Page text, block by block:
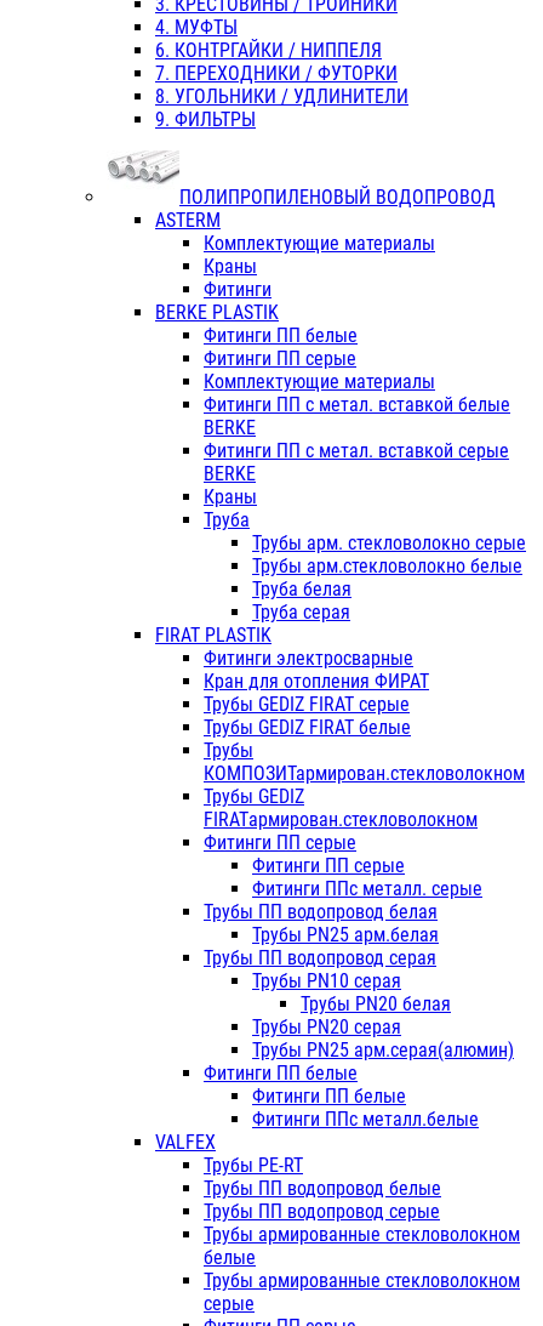
4. МУФТЫ
6. КОНТРГАЙКИ / НИППЕЛЯ
7. ПЕРЕХОДНИКИ / ФУТОРКИ
8. УГОЛЬНИКИ / УДЛИНИТЕЛИ
9. ФИЛЬТРЫ
ПОЛИПРОПИЛЕНОВЫЙ ВОДОПРОВОД
ASTERM
Комплектующие материалы
Краны
Фитинги
BERKE PLASTIK
Фитинги ПП белые
Фитинги ПП серые
Комплектующие материалы
Фитинги ПП с метал. вставкой белые
BERKE
Фитинги ПП с метал. вставкой серые
BERKE
Краны
Труба
Трубы арм. стекловолокно серые
Трубы арм.стекловолокно белые
Труба белая
Труба серая
FIRAT PLASTIK
Фитинги электросварные
Кран для отопления ФИРАТ
Трубы GEDIZ FIRAT серые
Трубы GEDIZ FIRAT белые
Трубы
КОМПОЗИТармирован.стекловолокном
Трубы GEDIZ
FIRATармирован.стекловолокном
Фитинги ПП серые
Фитинги ПП серые
Фитинги ППс металл. серые
Трубы ПП водопровод белая
Трубы PN25 арм.белая
Трубы ПП водопровод серая
Трубы PN10 серая
Трубы PN20 белая
Трубы PN20 серая
Трубы PN25 арм.серая(алюмин)
Фитинги ПП белые
Фитинги ПП белые
Фитинги ППс металл.белые
VALFEX
Трубы PE-RT
Трубы ПП водопровод белые
Трубы ПП водопровод серые
Трубы армированные стекловолокном
белые
Трубы армированные стекловолокном
серые